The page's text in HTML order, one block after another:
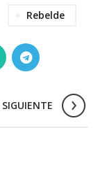
Rebelde
SIGUIENTE